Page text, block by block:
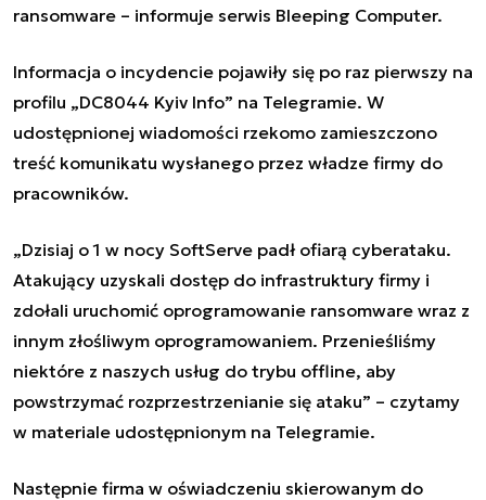
ransomware – informuje serwis Bleeping Computer.
Informacja o incydencie pojawiły się po raz pierwszy na
profilu „DС8044 Kyiv Info” na Telegramie. W
udostępnionej wiadomości rzekomo zamieszczono
treść komunikatu wysłanego przez władze firmy do
pracowników.
„Dzisiaj o 1 w nocy SoftServe padł ofiarą cyberataku.
Atakujący uzyskali dostęp do infrastruktury firmy i
zdołali uruchomić oprogramowanie ransomware wraz z
innym złośliwym oprogramowaniem. Przenieśliśmy
niektóre z naszych usług do trybu offline, aby
powstrzymać rozprzestrzenianie się ataku” – czytamy
w materiale udostępnionym na Telegramie.
Następnie firma w oświadczeniu skierowanym do